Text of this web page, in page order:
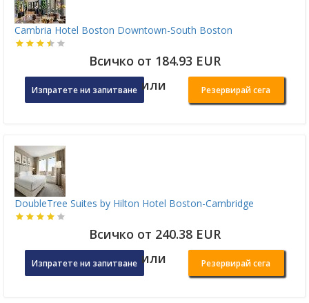
Cambria Hotel Boston Downtown-South Boston
Всичко от 184.93 EUR
Изпратете ни запитване или Резервирай сега
DoubleTree Suites by Hilton Hotel Boston-Cambridge
Всичко от 240.38 EUR
Изпратете ни запитване или Резервирай сега